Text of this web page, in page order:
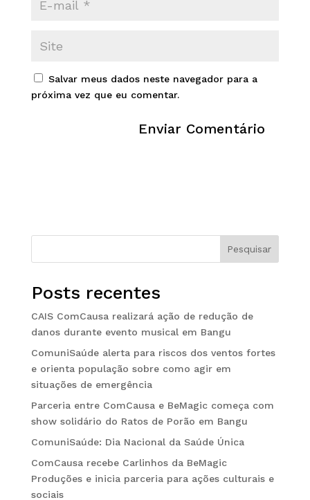
Salvar meus dados neste navegador para a
próxima vez que eu comentar.
Pesquisar
Posts recentes
CAIS ComCausa realizará ação de redução de
danos durante evento musical em Bangu
ComuniSaúde alerta para riscos dos ventos fortes
e orienta população sobre como agir em
situações de emergência
Parceria entre ComCausa e BeMagic começa com
show solidário do Ratos de Porão em Bangu
ComuniSaúde: Dia Nacional da Saúde Única
ComCausa recebe Carlinhos da BeMagic
Produções e inicia parceria para ações culturais e
sociais